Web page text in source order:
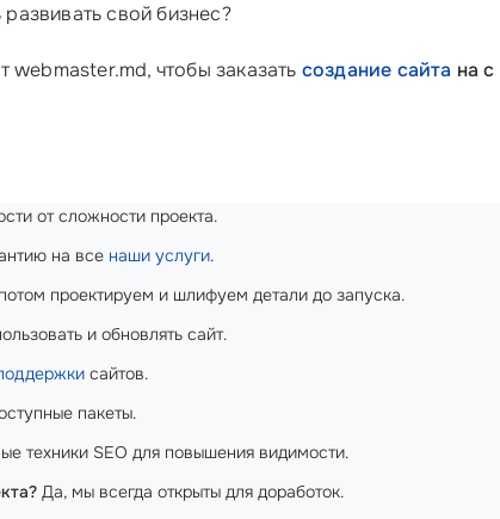
свой бизнес?
webmaster.md, чтобы заказать создание сайта на с
от сложности проекта.
на все наши услуги.
проектируем и шлифуем детали до запуска.
и обновлять сайт.
сайтов.
пакеты.
техники SEO для повышения видимости.
Да, мы всегда открыты для доработок.